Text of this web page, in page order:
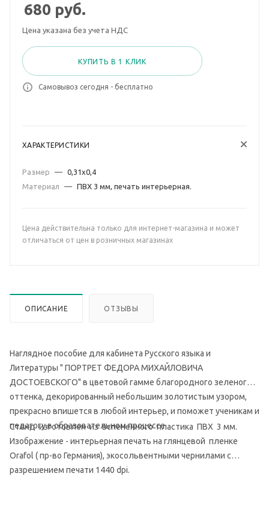
680 руб.
Цена указана без учета НДС
КУПИТЬ В 1 КЛИК
Самовывоз сегодня - бесплатно
ХАРАКТЕРИСТИКИ
Размер — 0,31х0,4
Материал
— ПВХ 3 мм, печать интерьерная.
Цена действительна только для интернет-магазина и может
отличаться от цен в розничных магазинах
ОПИСАНИЕ ОТЗЫВЫ
Наглядное пособие для кабинета Русского языка и
Литературы " ПОРТРЕТ ФЕДОРА МИХАЙЛОВИЧА
ДОСТОЕВСКОГО" в цветовой гамме благородного зеленого
оттенка, декорированный небольшим золотистым узором,
прекрасно впишется в любой интерьер, и поможет ученикам и
педагогу в образовательном процессе.
Стенд изготовлен из вспененного пластика ПВХ 3 мм.
Изображение - интерьерная печать на глянцевой пленке
Orafol ( пр-во Германия), экосольвентными чернилами с
разрешением печати 1440 dpi.